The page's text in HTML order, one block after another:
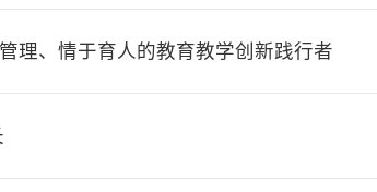
理、情于育人的教育教学创新践行者